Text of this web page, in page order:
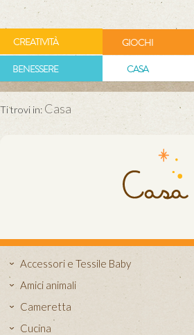
CREATIVITÀ GIOCHI
BENESSERE
CASA
Ti trovi in: Casa
Accessori e Tessile Baby
Amici animali
Cameretta
Cucina